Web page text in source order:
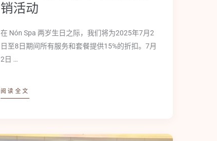
销活动
在 Nón Spa 两岁生日之际，我们将为2025年7月2
日至8日期间所有服务和套餐提供15%的折扣。7月
2日 …
阅读全文